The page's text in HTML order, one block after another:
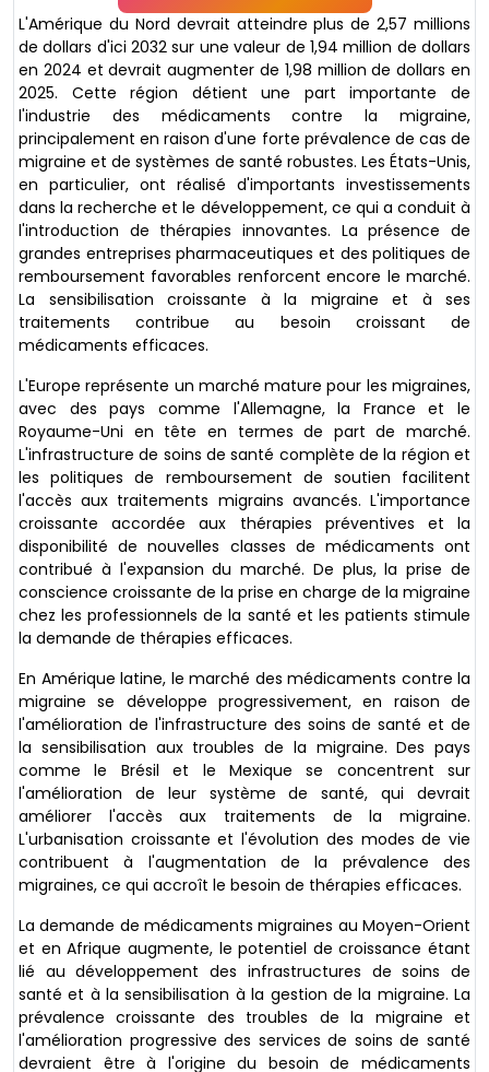
L'Amérique du Nord devrait atteindre plus de 2,57 millions
de dollars d'ici 2032 sur une valeur de 1,94 million de dollars
en 2024 et devrait augmenter de 1,98 million de dollars en
2025. Cette région détient une part importante de
l'industrie des médicaments contre la migraine,
principalement en raison d'une forte prévalence de cas de
migraine et de systèmes de santé robustes. Les États-Unis,
en particulier, ont réalisé d'importants investissements
dans la recherche et le développement, ce qui a conduit à
l'introduction de thérapies innovantes. La présence de
grandes entreprises pharmaceutiques et des politiques de
remboursement favorables renforcent encore le marché.
La sensibilisation croissante à la migraine et à ses
traitements contribue au besoin croissant de
médicaments efficaces.
L'Europe représente un marché mature pour les migraines,
avec des pays comme l'Allemagne, la France et le
Royaume-Uni en tête en termes de part de marché.
L'infrastructure de soins de santé complète de la région et
les politiques de remboursement de soutien facilitent
l'accès aux traitements migrains avancés. L'importance
croissante accordée aux thérapies préventives et la
disponibilité de nouvelles classes de médicaments ont
contribué à l'expansion du marché. De plus, la prise de
conscience croissante de la prise en charge de la migraine
chez les professionnels de la santé et les patients stimule
la demande de thérapies efficaces.
En Amérique latine, le marché des médicaments contre la
migraine se développe progressivement, en raison de
l'amélioration de l'infrastructure des soins de santé et de
la sensibilisation aux troubles de la migraine. Des pays
comme le Brésil et le Mexique se concentrent sur
l'amélioration de leur système de santé, qui devrait
améliorer l'accès aux traitements de la migraine.
L'urbanisation croissante et l'évolution des modes de vie
contribuent à l'augmentation de la prévalence des
migraines, ce qui accroît le besoin de thérapies efficaces.
La demande de médicaments migraines au Moyen-Orient
et en Afrique augmente, le potentiel de croissance étant
lié au développement des infrastructures de soins de
santé et à la sensibilisation à la gestion de la migraine. La
prévalence croissante des troubles de la migraine et
l'amélioration progressive des services de soins de santé
devraient être à l'origine du besoin de médicaments